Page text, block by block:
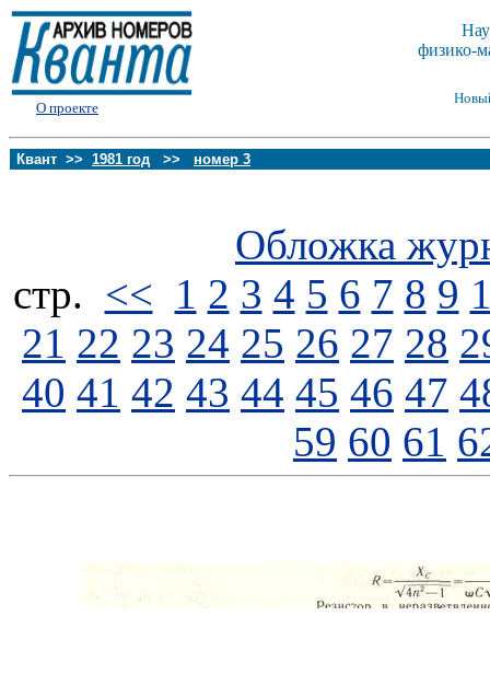
О проекте
физико-
Квант >> 1981 год >> номер 3
Обложка
стp. << 1 2 3 4 5 6 7 8 9
21 22 23 24 25 26 27 28
40 41 42 43 44 45 46 47
59 60 61